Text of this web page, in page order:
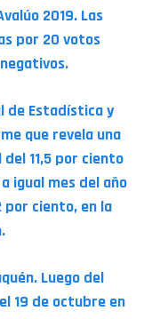
2019. Las
por 20 votos
de Estadística y
que revela una
11,5 por ciento
igual mes del año
por ciento, en la
Luego del
19 de octubre en